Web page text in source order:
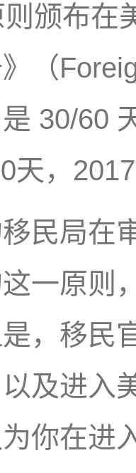
颁布在
（
30/60
天，
民局在
一原则
，移民
以及进入
你在进